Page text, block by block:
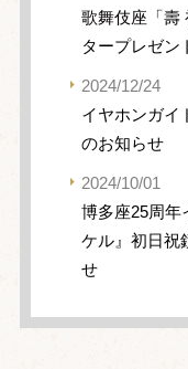
歌舞伎座「壽
タープレゼン
2024/12/24
イヤホンガイ
のお知らせ
2024/10/01
博多座25周年
ケル』初日祝
せ